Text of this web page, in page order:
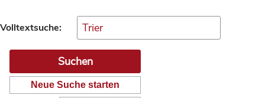
Volltextsuche:
Neue Suche starten